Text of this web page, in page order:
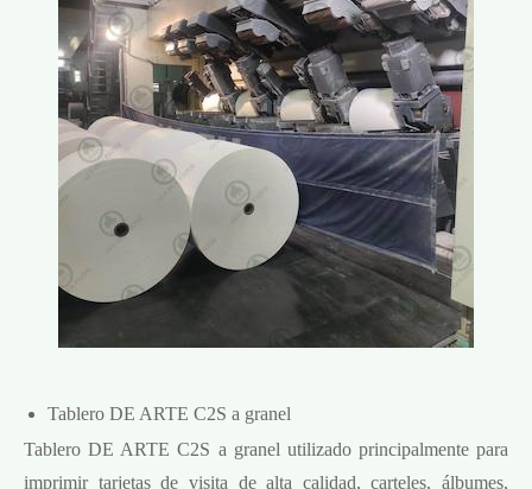
Tablero DE ARTE C2S a granel
Tablero DE ARTE C2S a granel utilizado principalmente para
imprimir tarjetas de visita de alta calidad, carteles, álbumes,